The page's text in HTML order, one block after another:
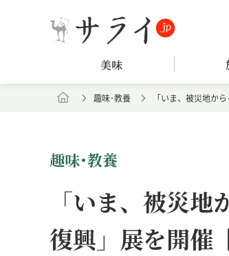
美味
趣味･教養 「いま、被災地か
趣味･教養
「いま、被災
復興」展を開催